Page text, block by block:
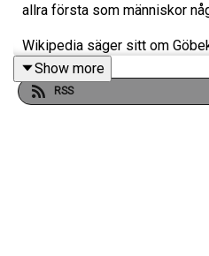
allra första som människor
Wikipedia säger sitt om
Show more
RSS